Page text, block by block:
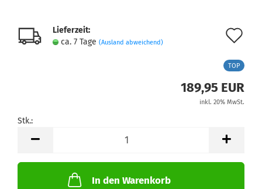
Lieferzeit:
ca. 7 Tage (Ausland abweichend)
TOP
189,95 EUR
inkl. 20% MwSt.
Stk.:
In den Warenkorb